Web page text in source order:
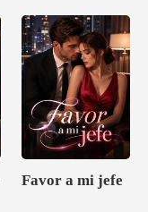
Favor a mi jefe